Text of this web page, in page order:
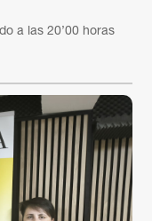
a las 20’00 horas